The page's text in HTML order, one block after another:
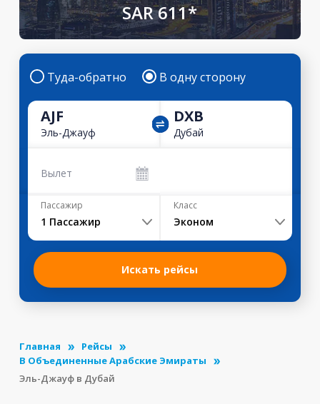
SAR 611*
Туда-обратно В одну сторону
AJF
Эль-Джауф
DXB
Дубай
Вылет
Пассажир
1 Пассажир
Класс
Эконом
Искать рейсы
Главная
Рейсы
В Объединенные Арабские Эмираты
Эль-Джауф в Дубай